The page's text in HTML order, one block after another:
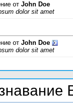
от John Doe
dolor sit amet
от John Doe
dolor sit amet